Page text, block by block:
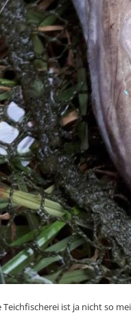
Teichfischerei ist ja nicht so